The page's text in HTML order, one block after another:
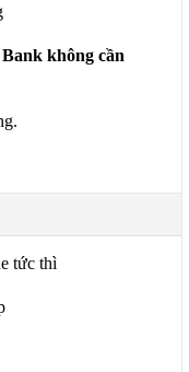
không cần
tức thì